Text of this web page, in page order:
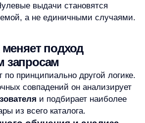
пользователю лучший
а не «ничего».
как первая линия
выдач
с поиском возникает ещё
Пользователь может
товара или сомневаться